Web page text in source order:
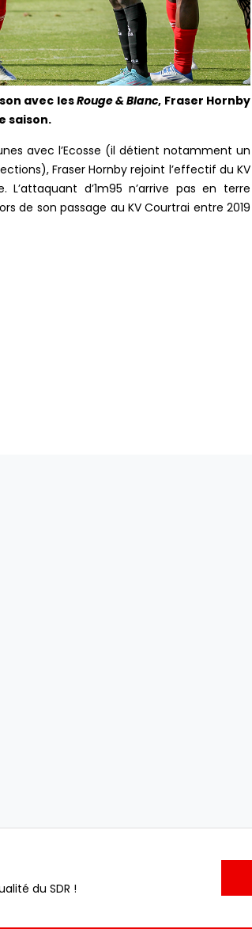
avec lesRouge & Blanc, Fraser Hornby
saison.
avec l’Ecosse (il détient notamment un
Fraser Hornby rejoint l’effectif du KV
d’1m95 n’arrive pas en terre
de son passage au KV Courtrai entre 2019
du SDR !